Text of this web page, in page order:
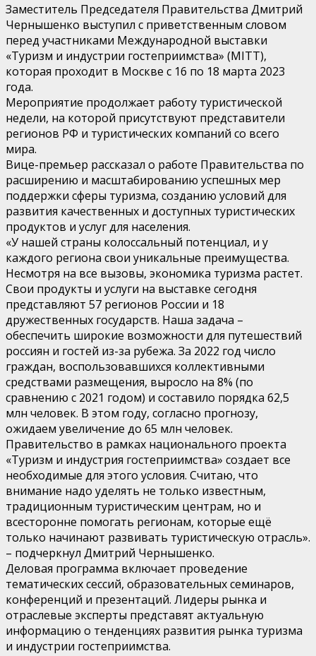
Заместитель Председателя Правительства Дмитрий
Чернышенко выступил с приветственным словом
перед участниками Международной выставки
«Туризм и индустрии гостеприимства» (MITT),
которая проходит в Москве с 16 по 18 марта 2023
года.
Мероприятие продолжает работу туристической
недели, на которой присутствуют представители
регионов РФ и туристических компаний со всего
мира.
Вице-премьер рассказал о работе Правительства по
расширению и масштабированию успешных мер
поддержки сферы туризма, созданию условий для
развития качественных и доступных туристических
продуктов и услуг для населения.
«У нашей страны колоссальный потенциал, и у
каждого региона свои уникальные преимущества.
Несмотря на все вызовы, экономика туризма растет.
Свои продукты и услуги на выставке сегодня
представляют 57 регионов России и 18
дружественных государств. Наша задача –
обеспечить широкие возможности для путешествий
россиян и гостей из-за рубежа. За 2022 год число
граждан, воспользовавшихся коллективными
средствами размещения, выросло на 8% (по
сравнению с 2021 годом) и составило порядка 62,5
млн человек. В этом году, согласно прогнозу,
ожидаем увеличение до 65 млн человек.
Правительство в рамках национального проекта
«Туризм и индустрия гостеприимства» создает все
необходимые для этого условия. Считаю, что
внимание надо уделять не только известным,
традиционным туристическим центрам, но и
всесторонне помогать регионам, которые ещё
только начинают развивать туристическую отрасль».
– подчеркнул Дмитрий Чернышенко.
Деловая программа включает проведение
тематических сессий, образовательных семинаров,
конференций и презентаций. Лидеры рынка и
отраслевые эксперты представят актуальную
информацию о тенденциях развития рынка туризма
и индустрии гостеприимства.